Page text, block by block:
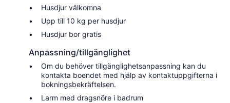
Husdjur välkomna
Upp till 10 kg per husdjur
Husdjur bor gratis
Anpassning/tillgänglighet
Om du behöver tillgänglighetsanpassning kan du
kontakta boendet med hjälp av kontaktuppgifterna i
bokningsbekräftelsen.
Larm med dragsnöre i badrum